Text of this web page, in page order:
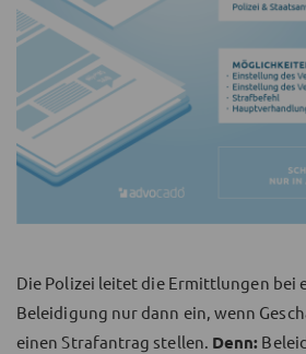
Die Polizei leitet die Ermittlungen bei
Beleidigung nur dann ein, wenn
einen Strafantrag stellen. Denn: